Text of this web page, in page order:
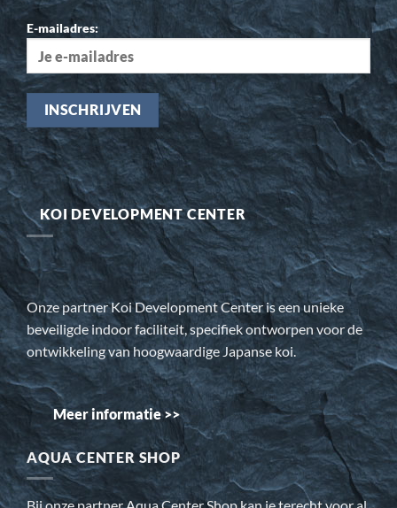
E-mailadres:
KOI DEVELOPMENT CENTER
Onze partner Koi Development Center is een unieke
beveiligde indoor faciliteit, specifiek ontworpen voor de
ontwikkeling van hoogwaardige Japanse koi.
Meer informatie >>
AQUA CENTER SHOP